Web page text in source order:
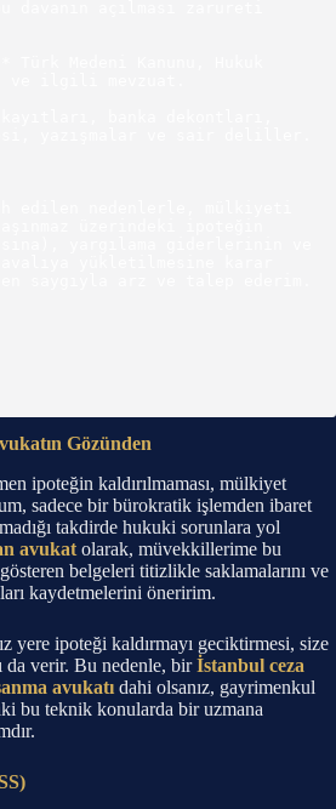
Gözünden
ipoteğin kaldırılmaması, mülkiyet
sadece bir bürokratik işlemden ibaret
takdirde hukuki sorunlara yol
avukat olarak, müvekkillerime bu
belgeleri titizlikle saklamalarını ve
kaydetmelerini öneririm.
yere ipoteği kaldırmayı geciktirmesi, size
da verir. Bu nedenle, birİstanbul ceza
avukatı dahi olsanız, gayrimenkul
bu teknik konularda bir uzmana